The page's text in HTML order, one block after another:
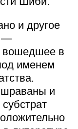
и другое
—
вошедшее в
именем
и